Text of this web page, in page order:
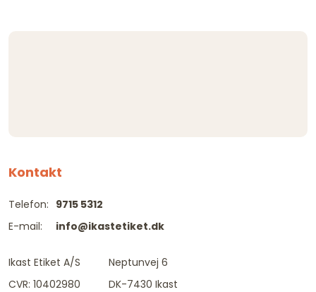
Kontakt
Telefon:
E-mail:
9715 5312
info@ikastetiket.dk
Ikast Etiket A/S
CVR: 10402980
Neptunvej 6
DK-7430 Ikast